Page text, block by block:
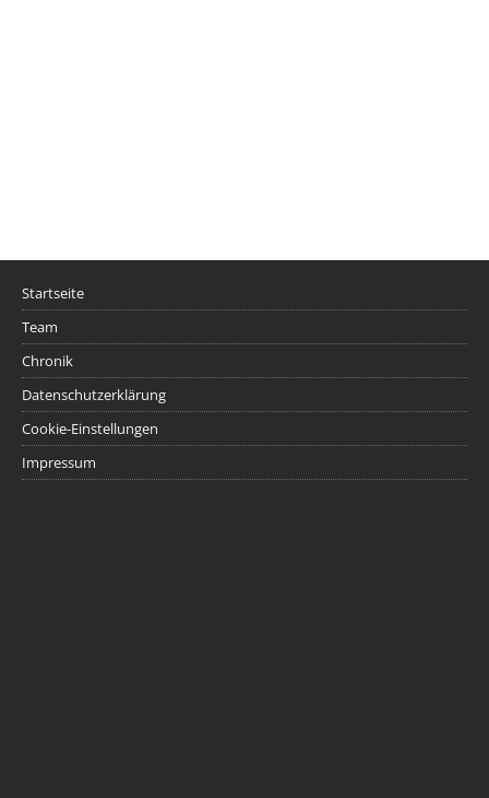
Startseite
Team
Chronik
Datenschutzerklärung
Cookie-Einstellungen
Impressum